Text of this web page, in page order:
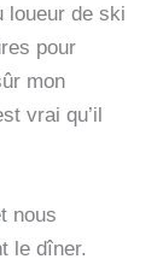
loueur de ski
pour
mon
vrai qu’il
nous
le dîner.